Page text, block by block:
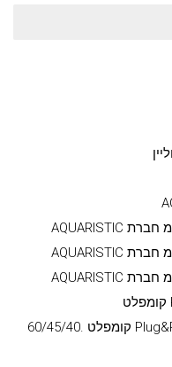
אקווריום מים מלוחים Plug&Play קומפלט .60/45/40